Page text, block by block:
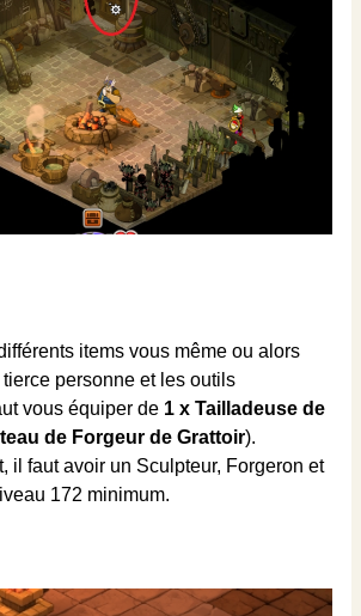
items vous même ou alors
tierce personne et les outils
vous équiper de 1 x Tailladeuse de
de Forgeur de Grattoir).
il faut avoir un Sculpteur, Forgeron et
172 minimum.